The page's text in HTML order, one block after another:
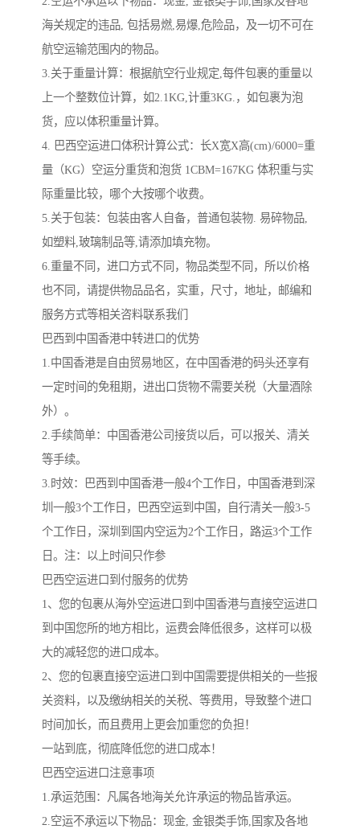
海关规定的违品, 包括易燃,易爆,危险品，及一切不可在
航空运输范围内的物品。
3.关于重量计算：根据航空行业规定,每件包裹的重量以
上一个整数位计算，如2.1KG,计重3KG.，如包裹为泡
货，应以体积重量计算。
4. 巴西空运进口体积计算公式：长X宽X高(cm)/6000=重
量（KG）空运分重货和泡货 1CBM=167KG 体积重与实
际重量比较，哪个大按哪个收费。
5.关于包装：包装由客人自备，普通包装物. 易碎物品,
如塑料,玻璃制品等,请添加填充物。
6.重量不同，进口方式不同，物品类型不同，所以价格
也不同，请提供物品品名，实重，尺寸，地址，邮编和
服务方式等相关咨料联系我们
巴西到中国香港中转进口的优势
1.中国香港是自由贸易地区，在中国香港的码头还享有
一定时间的免租期，进出口货物不需要关税（大量酒除
外）。
2.手续简单：中国香港公司接货以后，可以报关、清关
等手续。
3.时效：巴西到中国香港一般4个工作日，中国香港到深
圳一般3个工作日，巴西空运到中国，自行清关一般3-5
个工作日，深圳到国内空运为2个工作日，路运3个工作
日。注：以上时间只作参
巴西空运进口到付服务的优势
1、您的包裹从海外空运进口到中国香港与直接空运进口
到中国您所的地方相比，运费会降低很多，这样可以极
大的减轻您的进口成本。
2、您的包裹直接空运进口到中国需要提供相关的一些报
关资料，以及缴纳相关的关税、等费用，导致整个进口
时间加长，而且费用上更会加重您的负担！
一站到底，彻底降低您的进口成本！
巴西空运进口注意事项
1.承运范围：凡属各地海关允许承运的物品皆承运。
2.空运不承运以下物品：现金, 金银类手饰,国家及各地